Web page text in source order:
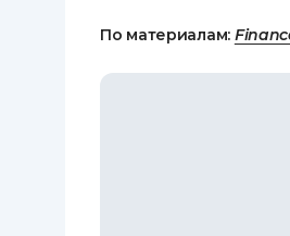
По материалам: